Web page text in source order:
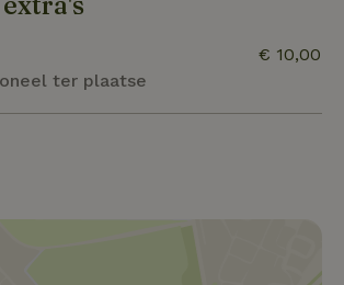
– een rijke beleving voor al je
ter plaatse
€ 10,00